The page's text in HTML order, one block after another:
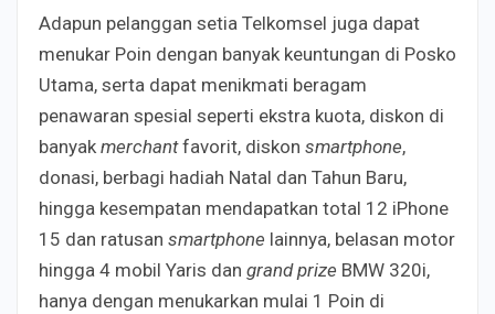
Adapun pelanggan setia Telkomsel juga dapat
menukar Poin dengan banyak keuntungan di Posko
Utama, serta dapat menikmati beragam
penawaran spesial seperti ekstra kuota, diskon di
banyak merchantfavorit, diskon smartphone,
donasi, berbagi hadiah Natal dan Tahun Baru,
hingga kesempatan mendapatkan total 12 iPhone
15 dan ratusan smartphone lainnya, belasan motor
hingga 4 mobil Yaris dan grand prize BMW 320i,
hanya dengan menukarkan mulai 1 Poin di